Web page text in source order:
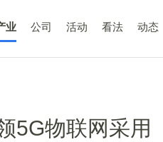
业 公司 活动 看法 动态
5G物联网采用